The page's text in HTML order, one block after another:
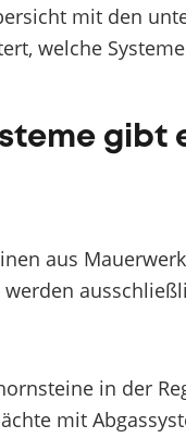
mit den
welche
gibt
aus
in der
mit